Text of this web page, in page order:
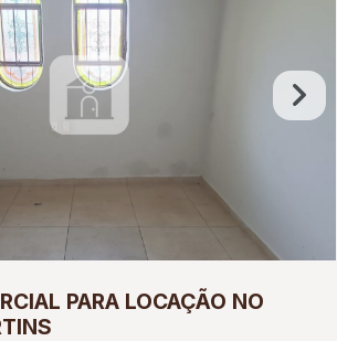
PARA LOCAÇÃO NO